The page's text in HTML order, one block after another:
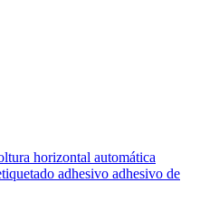
horizontal automática
adhesivo adhesivo de